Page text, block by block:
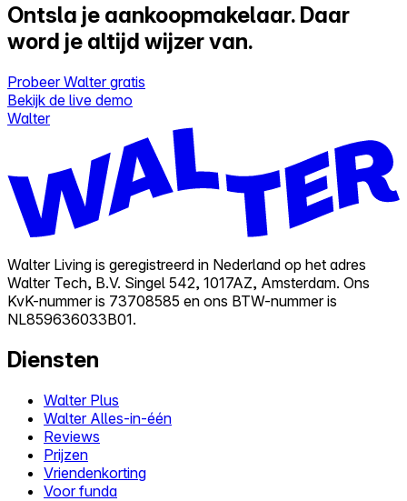
Ontsla je aankoopmakelaar. Daar
word je altijd wijzer van.
Probeer Walter gratis
Bekijk de live demo
Walter
Walter Living is geregistreerd in Nederland op het adres
Walter Tech, B.V. Singel 542, 1017AZ, Amsterdam. Ons
KvK-nummer is 73708585 en ons BTW-nummer is
NL859636033B01.
Diensten
Walter Plus
Walter Alles-in-één
Reviews
Prijzen
Vriendenkorting
Voor funda